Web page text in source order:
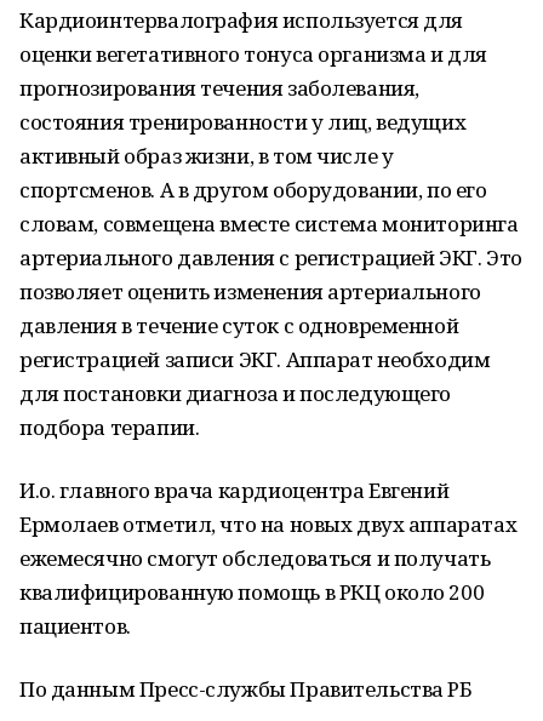
Кардиоинтервалография используется для
оценки вегетативного тонуса организма и для
прогнозирования течения заболевания,
состояния тренированности у лиц, ведущих
активный образ жизни, в том числе у
спортсменов. А в другом оборудовании, по его
словам, совмещена вместе система мониторинга
артериального давления с регистрацией ЭКГ. Это
позволяет оценить изменения артериального
давления в течение суток с одновременной
регистрацией записи ЭКГ. Аппарат необходим
для постановки диагноза и последующего
подбора терапии.
И.о. главного врача кардиоцентра Евгений
Ермолаев отметил, что на новых двух аппаратах
ежемесячно смогут обследоваться и получать
квалифицированную помощь в РКЦ около 200
пациентов.
По данным Пресс-службы Правительства РБ